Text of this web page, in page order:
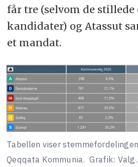
får tre (selvom de stillede
kandidater) og Atassut
et mandat.
Tabellen viser
Qeqqata Kommunia. Grafik: